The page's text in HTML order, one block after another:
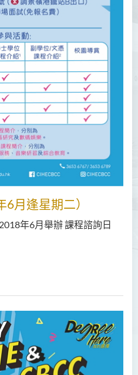
月逢星期二）
年6月舉辦 課程諮詢日